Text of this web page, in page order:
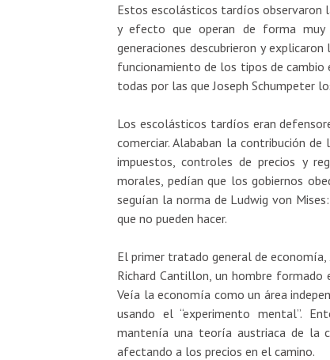
Estos escolásticos tardíos observaron
y efecto que operan de forma
generaciones descubrieron y
funcionamiento de los tipos de
todas por las que Joseph Schumpeter
Los escolásticos tardíos eran
comerciar. Alababan la contribución
impuestos, controles de precios y
morales, pedían que los gobiernos
seguían la norma de Ludwig von
que no pueden hacer.
El primer tratado general de economía,
Richard Cantillon, un hombre formado
Veía la economía como un área
usando el “experimento mental”.
mantenía una teoría austriaca de la
afectando a los precios en el camino.